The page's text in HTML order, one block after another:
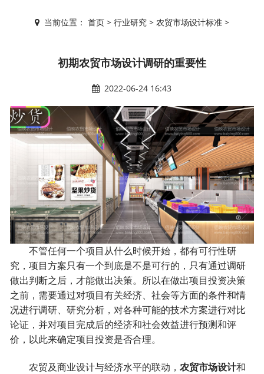
当前位置： 首页> 行业研究> 农贸市场设计标准>
初期农贸市场设计调研的重要性
2022-06-24 16:43
不管任何一个项目从什么时候开始，都有可行性研
究，项目方案只有一个到底是不是可行的，只有通过调研
做出判断之后，才能做出决策。所以在做出项目投资决策
之前，需要通过对项目有关经济、社会等方面的条件和情
况进行调研、研究分析，对各种可能的技术方案进行对比
论证，并对项目完成后的经济和社会效益进行预测和评
价，以此来确定项目投资是否合理。
农贸及商业设计与经济水平的联动，农贸市场设计和